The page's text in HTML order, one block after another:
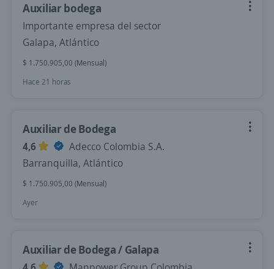
Auxiliar bodega
Importante empresa del sector
Galapa, Atlántico
$ 1.750.905,00 (Mensual)
Hace 21 horas
Auxiliar de Bodega
4,6
Adecco Colombia S.A.
Barranquilla, Atlántico
$ 1.750.905,00 (Mensual)
Ayer
Auxiliar de Bodega / Galapa